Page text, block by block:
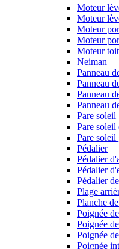
Moteur
Moteur
Moteur
Moteur
Moteur
Neiman
Panneau
Panneau
Panneau
Panneau
Pare soleil
Pare soleil
Pare soleil
Pédalier
Pédalier
Pédalier
Pédalier
Plage
Planche
Poignée
Poignée
Poignée
Poignée